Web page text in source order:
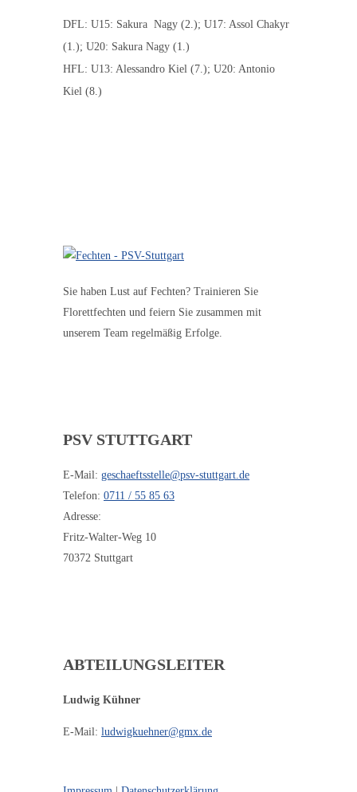
DFL: U15: Sakura Nagy (2.); U17: Assol Chakyr
(1.); U20: Sakura Nagy (1.)
HFL: U13: Alessandro Kiel (7.); U20: Antonio
Kiel (8.)
Sie haben Lust auf Fechten? Trainieren Sie
Florettfechten und feiern Sie zusammen mit
unserem Team regelmäßig Erfolge.
PSV STUTTGART
E-Mail: geschaeftsstelle@psv-stuttgart.de
Telefon: 0711 / 55 85 63
Adresse:
Fritz-Walter-Weg 10
70372 Stuttgart
ABTEILUNGSLEITER
Ludwig Kühner
E-Mail: ludwigkuehner@gmx.de